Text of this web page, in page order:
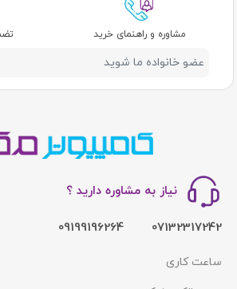
مشاوره و راهنمای خرید
نیاز به مشاوره دارید ؟
07132317242
09199196264
ساعت کاری